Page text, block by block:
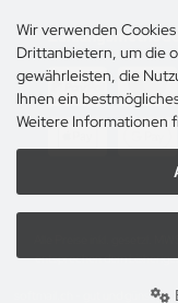
Alle Preise inkl. gesetzl.
entsprechen dem
softmail.ch - gut und günstig,
Wir verwenden
Drittanbietern, um die
gewährleisten, die
Ihnen ein
Weitere Informationen